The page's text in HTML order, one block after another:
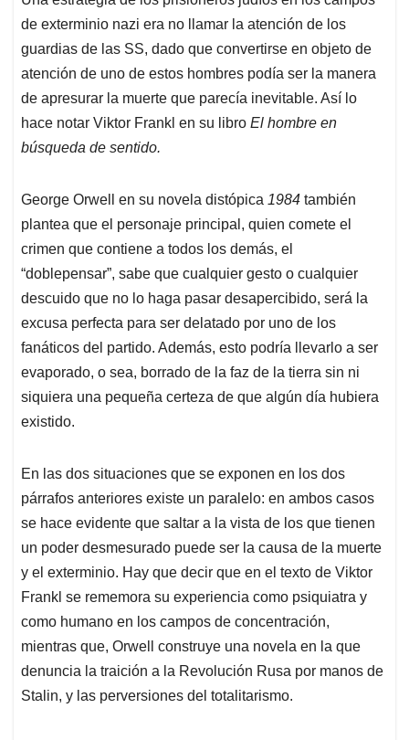
s
A
p
p
b
o
o
k
e
d
I
n
l
a
d
s
de exterminio nazi era no llamar la atención de los
guardias de las SS, dado que convertirse en objeto de
atención de uno de estos hombres podía ser la manera
de apresurar la muerte que parecía inevitable. Así lo
hace notar Viktor Frankl en su libro El hombre en
búsqueda de sentido.
George Orwell en su novela distópica 1984 también
plantea que el personaje principal, quien comete el
crimen que contiene a todos los demás, el
“doblepensar”, sabe que cualquier gesto o cualquier
descuido que no lo haga pasar desapercibido, será la
excusa perfecta para ser delatado por uno de los
fanáticos del partido. Además, esto podría llevarlo a ser
evaporado, o sea, borrado de la faz de la tierra sin ni
siquiera una pequeña certeza de que algún día hubiera
existido.
En las dos situaciones que se exponen en los dos
párrafos anteriores existe un paralelo: en ambos casos
se hace evidente que saltar a la vista de los que tienen
un poder desmesurado puede ser la causa de la muerte
y el exterminio. Hay que decir que en el texto de Viktor
Frankl se rememora su experiencia como psiquiatra y
como humano en los campos de concentración,
mientras que, Orwell construye una novela en la que
denuncia la traición a la Revolución Rusa por manos de
Stalin, y las perversiones del totalitarismo.